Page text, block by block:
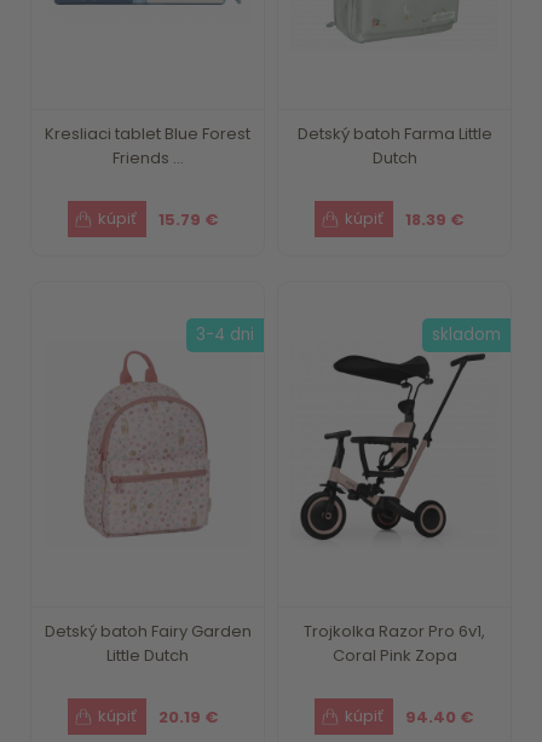
Kresliaci tablet Blue Forest
Friends ...
15.79 €
Detský batoh Farma Little
Dutch
18.39 €
Detský batoh Fairy Garden
Little Dutch
20.19 €
3-4 dni
Trojkolka Razor Pro 6v1,
Coral Pink Zopa
94.40 €
skladom